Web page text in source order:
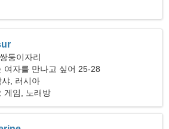
둥이자리
여자를 만나고 싶어 25-28
샤, 러시아
게임, 노래방